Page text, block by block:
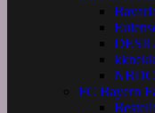
NBDC
FC Bayern